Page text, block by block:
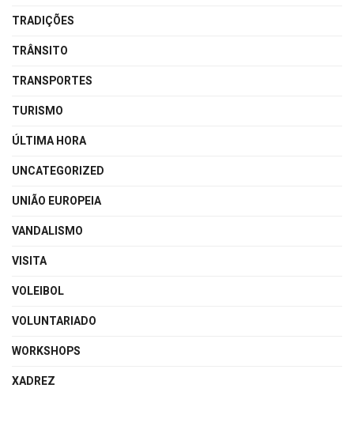
TRADIÇÕES
TRÂNSITO
TRANSPORTES
TURISMO
ÚLTIMA HORA
UNCATEGORIZED
UNIÃO EUROPEIA
VANDALISMO
VISITA
VOLEIBOL
VOLUNTARIADO
WORKSHOPS
XADREZ